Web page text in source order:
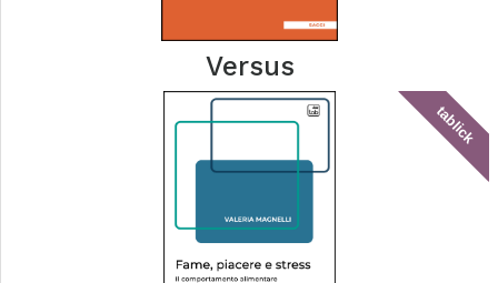
Versus
tablick